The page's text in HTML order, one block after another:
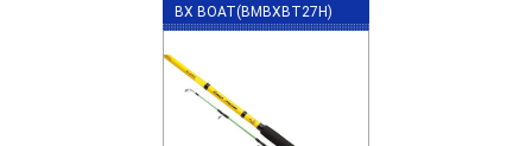
BX BOAT(BMBXBT27H)